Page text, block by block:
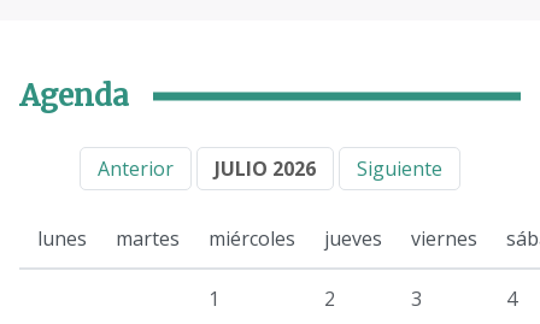
Agenda
Anterior JULIO 2026 Siguiente
lunes martes miércoles jueves viernes
1 2 3 4